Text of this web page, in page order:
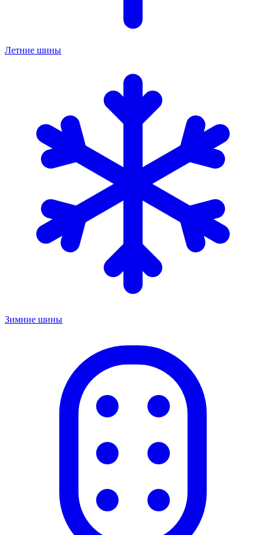
Летние шины
Зимние шины